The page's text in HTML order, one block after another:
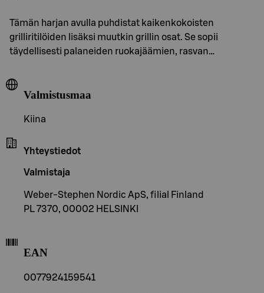
Tämän harjan avulla puhdistat kaikenkokoisten
grilliritilöiden lisäksi muutkin grillin osat. Se sopii
täydellisesti palaneiden ruokajäämien, rasvan…
Valmistusmaa
Kiina
Yhteystiedot
Valmistaja
Weber-Stephen Nordic ApS, filial Finland
PL 7370, 00002 HELSINKI
EAN
0077924159541